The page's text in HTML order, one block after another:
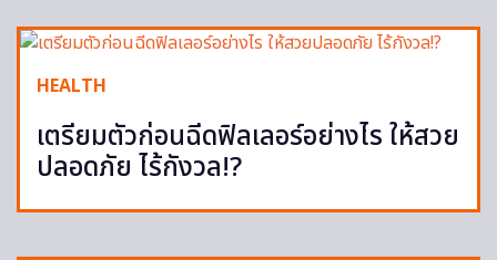
HEALTH
เตรียมตัวก่อนฉีดฟิลเลอร์อย่างไร ให้สวย
ปลอดภัย ไร้กังวล!?